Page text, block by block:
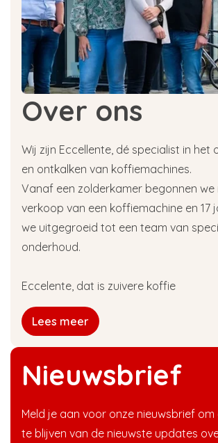
Nieuwsbrief
Meld je aan voor onze nieuwsbrief
te blijven van de nieuwste updates
Over ons
Wij zijn Eccellente, dé specialist in het
en ontkalken van koffiemachines.
Vanaf een zolderkamer begonnen we
verkoop van een koffiemachine en 17
we uitgegroeid tot een team van
onderhoud.
Eccelente, dat is zuivere koffie
Lees meer